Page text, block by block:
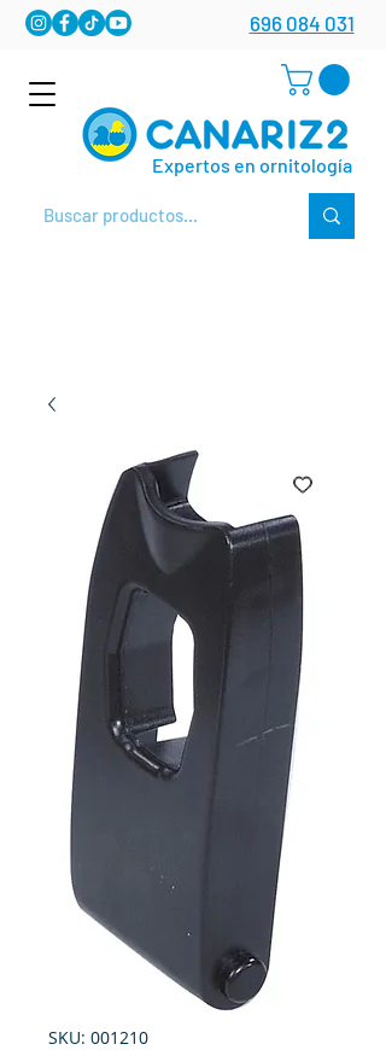
Expertos en ornitología
696 084 031
SKU: 001210